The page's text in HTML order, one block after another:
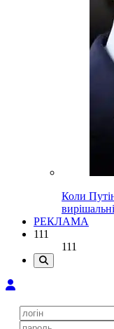
Коли
РЕКЛАМА
111
111